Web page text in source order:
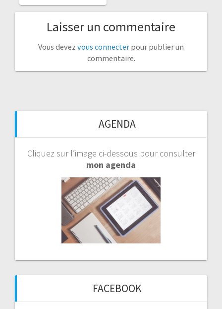
Laisser un commentaire
Vous devez vous connecter pour publier un
commentaire.
AGENDA
Cliquez sur l’image ci-dessous pour consulter
mon agenda
FACEBOOK